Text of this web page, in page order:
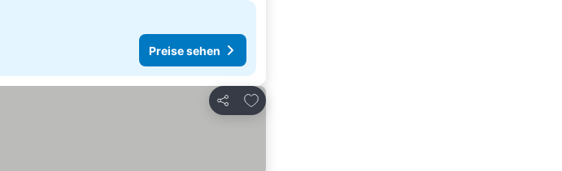
Preise sehen
Teilen
Zu Favoriten hinzufügen